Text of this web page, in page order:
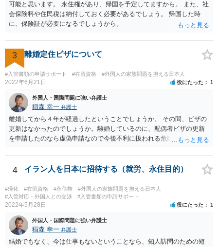
可能と思います。 永住権があり、帰国を予定してますから。 また、社
会保険料や住民税は納付しておく必要があるでしょう。 帰国した時
に、保険証が必要になるでしょうから。
3 離婚定住ビザについて
#入管書類の申請サポート #在留資格 #外国人の家族問題を抱える日本人
2022年6月21日 役にたった 1
外国人・国際問題に強い弁護士
稲森 幸一 弁護士
離婚してから４年が経過したということでしょうか。 その間、ビザの
更新はなかったのでしょうか。離婚しているのに、配偶者ビザの更新
を申請したのなら虚偽申請なので今後不利に扱われる危険がありま
しょうか。ただその場合も通用しないかもしれませんが、すぐに届け
る必要があることを知らなかったとしか言いようがないのかもしれま
目に働いていたこと、今後の生活に十分困らないお金があることなど
を示していくことになると思います。 頑張ってください。
4 イラン人を日本に招待する（就労、永住目的）
#帰化 #在留資格 #永住権
#外国人の家族問題を抱える日本人
#入管対応・外国人との交渉
#入管書類の申請サポート
2022年5月28日 役にたった 1
外国人・国際問題に強い弁護士
稲森 幸一 弁護士
結婚でもなく、今は仕事もないということなら、知人訪問のための短